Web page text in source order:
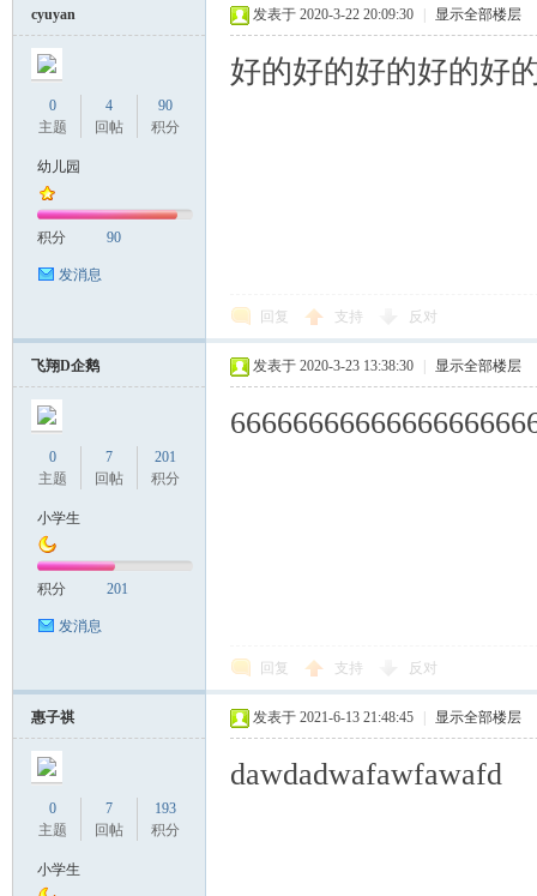
cyuyan
0
主题
4
回帖
90
积分
幼儿园
积分 90
发消息
发表于 2020-3-22 20:09:30 显示全部楼层
好的好的好的好的好
回复 支持 反对
飞翔D企鹅
0
主题
7
回帖
201
积分
小学生
积分 201
发消息
发表于 2020-3-23 13:38:30 显示全部楼层
回复 支持 反对
惠子祺
0
主题
7
回帖
193
积分
小学生
发表于 2021-6-13 21:48:45 显示全部楼层
dawdadwafawfawafd